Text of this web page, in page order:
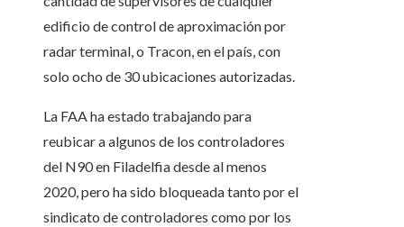
edificio de control de aproximación por
radar terminal, o Tracon, en el país, con
solo ocho de 30 ubicaciones autorizadas.
La FAA ha estado trabajando para
reubicar a algunos de los controladores
del N90 en Filadelfia desde al menos
2020, pero ha sido bloqueada tanto por el
sindicato de controladores como por los